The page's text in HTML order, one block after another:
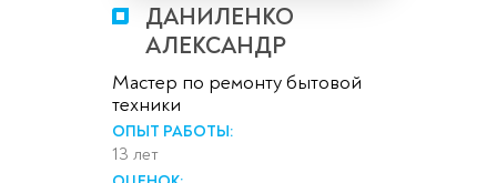
ДАНИЛЕНКО
АЛЕКСАНДР
Мастер по ремонту бытовой
техники
ОПЫТ РАБОТЫ:
13 лет